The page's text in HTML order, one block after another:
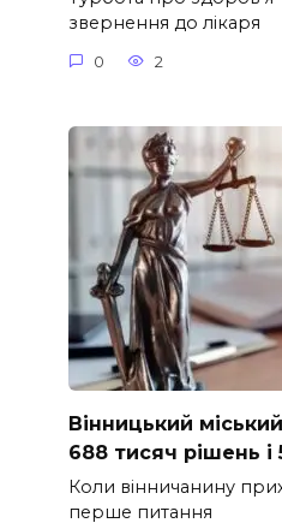
звернення до лікаря
0 2
Вінницький
688 тисяч рішень і
Коли вінничанину
перше питання